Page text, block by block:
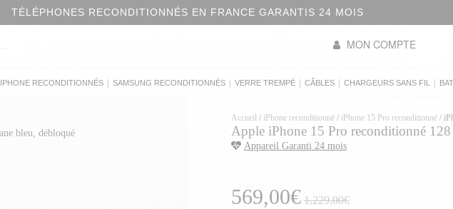
TÉLÉPHONES RECONDITIONNÉS EN FRANCE GARANTIS 24 MOIS
MON COMPTE
IPHONE RECONDITIONNÉS SAMSUNG RECONDITIONNÉS VERRE TREMPÉ CÂBLES CHARGEURS SANS FIL
Accueil / iPhone reconditionné / iPhone 15 Pro reconditionné /
Apple iPhone 15 Pro reconditionné
Appareil Garanti 24 mois
569,00€ 1.229,00€